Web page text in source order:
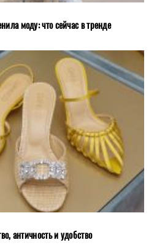
моду: что сейчас в тренде
античность и удобство